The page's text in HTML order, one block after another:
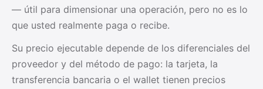
— útil para dimensionar una operación, pero no es lo
que usted realmente paga o recibe.
Su precio ejecutable depende de los diferenciales del
proveedor y del método de pago: la tarjeta, la
transferencia bancaria o el wallet tienen precios